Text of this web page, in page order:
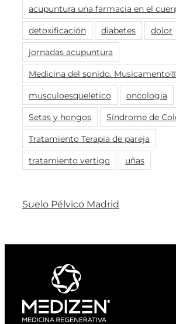
acupuntura una farmacia en el
detoxificación diabetes dolor
jornadas acupuntura
Medicina del sonido. Musicamento®
musculoesqueletico oncologia
Setas y hongos Síndrome de
Tratamiento Terapia de pareja
tratamiento vertigo uñas
Suelo Pélvico Madrid